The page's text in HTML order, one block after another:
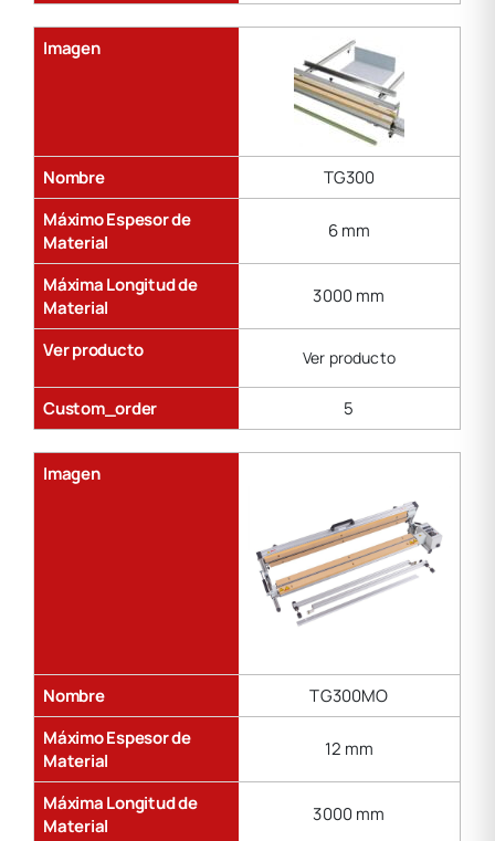
Imagen
Nombre
TG300
Máximo Espesor de
Material
6 mm
Máxima Longitud de
Material
3000 mm
Ver producto Ver producto
Custom_order 5
Imagen
Nombre
TG300MO
Máximo Espesor de
Material
12 mm
Máxima Longitud de
Material
3000 mm